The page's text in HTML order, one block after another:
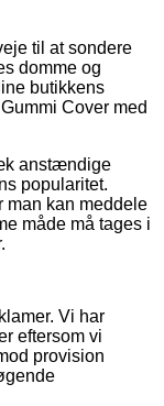
til at sondere
domme og
butikkens
Cover med
anstændige
popularitet.
man kan meddele
måde må tages i
Vi har
eftersom vi
provision